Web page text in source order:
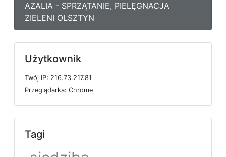
AZALIA - SPRZĄTANIE, PIELĘGNACJA
ZIELENI OLSZTYN
Użytkownik
Twój IP: 216.73.217.81
Przeglądarka: Chrome
Tagi